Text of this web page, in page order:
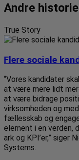
Andre
True Story
Flere sociale
“Vores kandidater
at være mere lidt
at være bidrage
virksomheden og
fællesskab og
element i en
ark og KPI’er,” siger
Systems.